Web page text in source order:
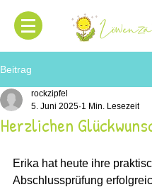
Beitrag
Herzlichen
rockzipfel
5. Juni 2025 1 Min. Lesezeit
Erika hat heute ihre
Abschlussprüfung